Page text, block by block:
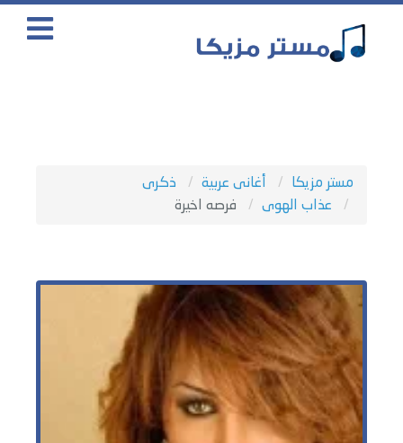
مستر مزيكا أغانى عربية
ذكرى
عذاب الهوى
فرصه اخيرة